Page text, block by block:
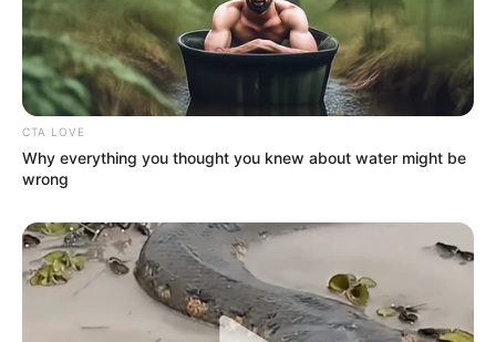
CTA LOVE
Why everything you thought you knew about water might be
wrong